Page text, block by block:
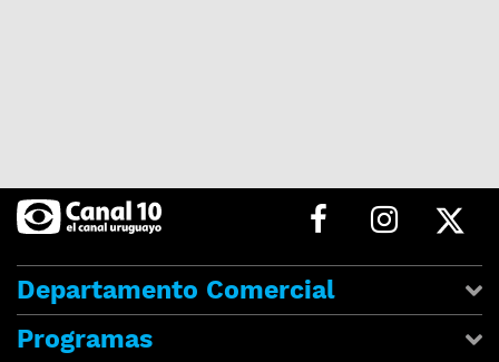
Departamento Comercial
Programas